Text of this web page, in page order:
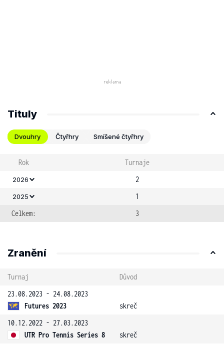
Tituly
Dvouhry Čtyřhry Smíšené čtyřhry
Rok Turnaje
2026 2
2025
1
Celkem:
3
Zranění
Turnaj
Důvod
23.08.2023 - 24.08.2023
Futures 2023
skreč
10.12.2022 - 27.03.2023
UTR Pro Tennis Series 8
skreč